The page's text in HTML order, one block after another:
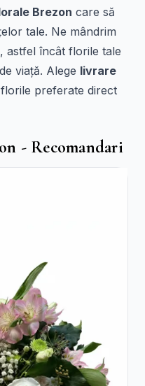
Brezon care să
tale. Ne mândrim
astfel încât florile tale
viață. Alege livrare
preferate direct
- Recomandari